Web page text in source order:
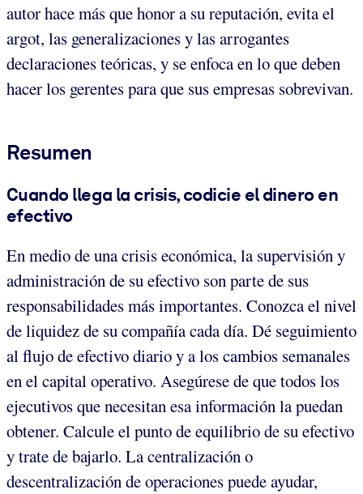
autor hace más que honor a su reputación, evita el
argot, las generalizaciones y las arrogantes
declaraciones teóricas, y se enfoca en lo que deben
hacer los gerentes para que sus empresas sobrevivan.
Resumen
Cuando llega la crisis, codicie el dinero en
efectivo
En medio de una crisis económica, la supervisión y
administración de su efectivo son parte de sus
responsabilidades más importantes. Conozca el nivel
de liquidez de su compañía cada día. Dé seguimiento
al flujo de efectivo diario y a los cambios semanales
en el capital operativo. Asegúrese de que todos los
ejecutivos que necesitan esa información la puedan
obtener. Calcule el punto de equilibrio de su efectivo
y trate de bajarlo. La centralización o
descentralización de operaciones puede ayudar,